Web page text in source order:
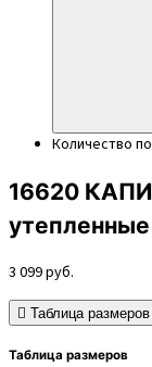
Количество
16620
3 099руб.
Таблица размеров
Таблица размеров